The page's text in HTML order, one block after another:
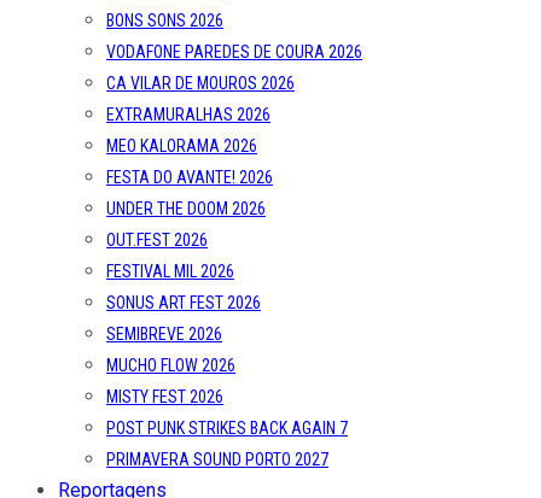
BONS SONS 2026
VODAFONE PAREDES DE COURA 2026
CA VILAR DE MOUROS 2026
EXTRAMURALHAS 2026
MEO KALORAMA 2026
FESTA DO AVANTE! 2026
UNDER THE DOOM 2026
OUT.FEST 2026
FESTIVAL MIL 2026
SONUS ART FEST 2026
SEMIBREVE 2026
MUCHO FLOW 2026
MISTY FEST 2026
POST PUNK STRIKES BACK AGAIN 7
PRIMAVERA SOUND PORTO 2027
Reportagens